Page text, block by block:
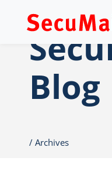
Blog
Archives